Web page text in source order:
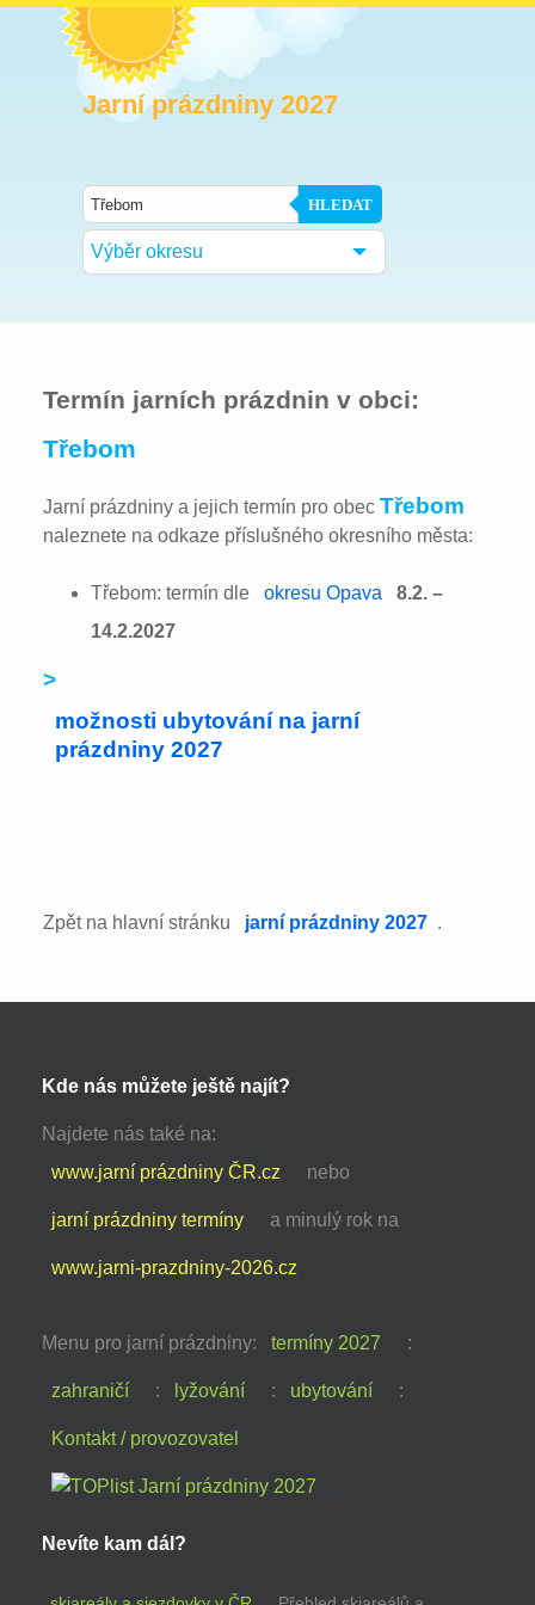
Jarní prázdniny 2027
HLEDAT
Výběr okresu
Termín jarních prázdnin v obci:
Třebom
Jarní prázdniny a jejich termín pro obecTřebom
naleznete na odkaze příslušného okresního města:
Třebom: termín dle okresu Opava
8.2. –
14.2.2027
>
možnosti ubytování na jarní
prázdniny 2027
Zpět na hlavní stránku jarní prázdniny 2027 .
Kde nás můžete ještě najít?
Najdete nás také na:
www.jarní prázdniny ČR.cz
nebo
jarní prázdniny termíny a minulý rok na
www.jarni-prazdniny-2026.cz
Menu pro jarní prázdniny: termíny 2027 :
zahraničí : lyžování : ubytování :
Kontakt / provozovatel
Nevíte kam dál?